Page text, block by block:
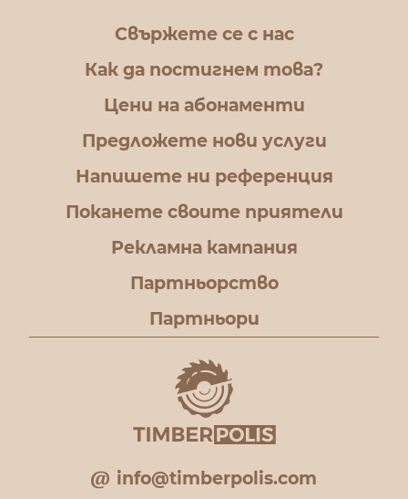
Свържете се с нас
Как да постигнем това?
Цени на абонаменти
Предложете нови услуги
Напишете ни референция
Поканете своите приятели
Рекламна кампания
Партньорство
Партньори
info@timberpolis.com